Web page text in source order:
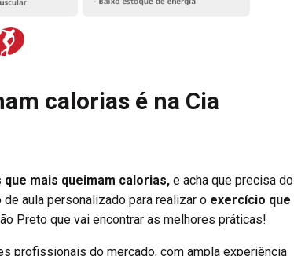
calorias é na Cia
mais queimam calorias, e acha que precisa do
aula personalizado para realizar o exercício que
Preto que vai encontrar as melhores práticas!
profissionais do mercado, com ampla experiência